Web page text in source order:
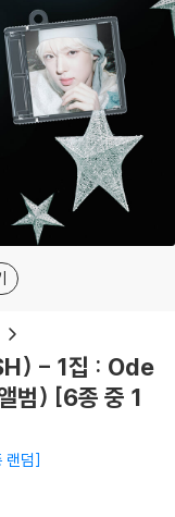
- 1집 : Ode
범) [6종 중 1
랜덤